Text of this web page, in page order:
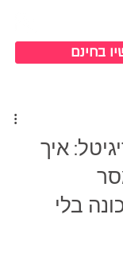
בחינם
איך
בלי